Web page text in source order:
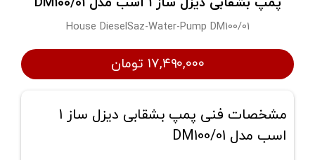
House DieselSaz-Water-Pump DM100/01
۱۷,۴۹۰,۰۰۰ تومان
مشخصات فنی پمپ بشقابی دیزل ساز 1
اسب مدل DM100/01